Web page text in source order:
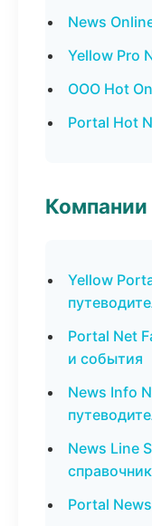
News
Yellow Pro
ООО Hot
Portal Hot
Компании
Yellow
Portal Net
и события
News Info
News Line
справочник
Portal